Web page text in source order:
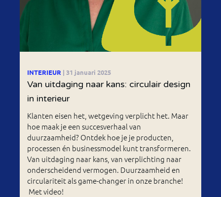
INTERIEUR | 31 januari 2025
Van uitdaging naar kans: circulair design
in interieur
Klanten eisen het, wetgeving verplicht het. Maar
hoe maak je een succesverhaal van
duurzaamheid? Ontdek hoe je je producten,
processen én businessmodel kunt transformeren.
Van uitdaging naar kans, van verplichting naar
onderscheidend vermogen. Duurzaamheid en
circulariteit als game-changer in onze branche!
Met video!